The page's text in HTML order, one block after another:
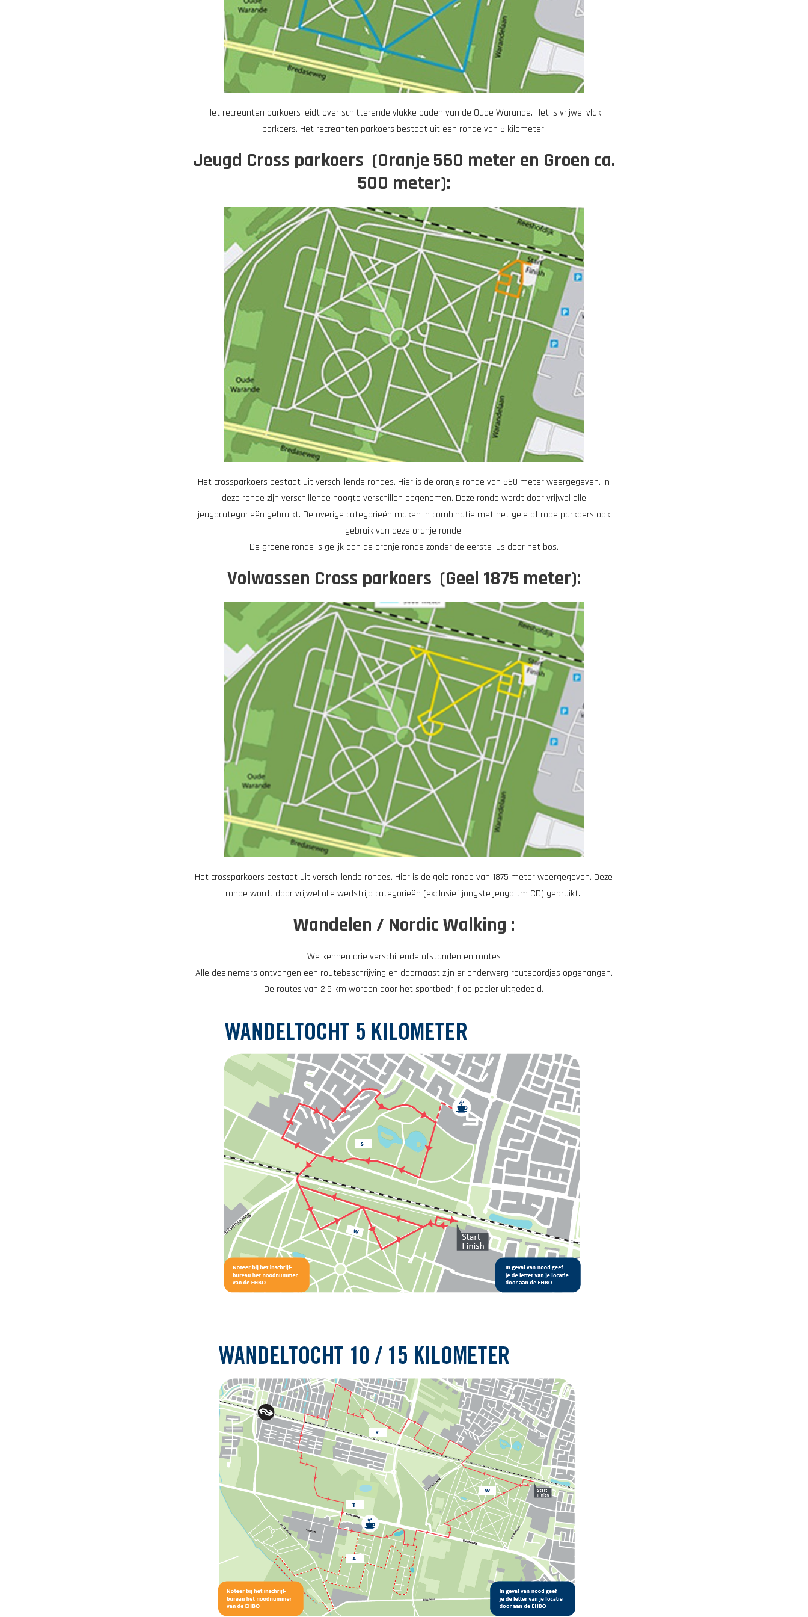
Het recreanten parkoers leidt over schitterende vlakke paden van de Oude Warande. Het is vrijwel vlak
parkoers. Het recreanten parkoers bestaat uit een ronde van 5 kilometer.
Jeugd Cross parkoers (Oranje 560 meter en Groen ca.
500 meter):
Het crossparkoers bestaat uit verschillende rondes. Hier is de oranje ronde van 560 meter weergegeven. In
deze ronde zijn verschillende hoogte verschillen opgenomen. Deze ronde wordt door vrijwel alle
jeugdcategorieën gebruikt. De overige categorieën maken in combinatie met het gele of rode parkoers ook
gebruik van deze oranje ronde.
De groene ronde is gelijk aan de oranje ronde zonder de eerste lus door het bos.
Volwassen Cross parkoers (Geel 1875 meter):
Het crossparkoers bestaat uit verschillende rondes. Hier is de gele ronde van 1875 meter weergegeven. Deze
ronde wordt door vrijwel alle wedstrijd categorieën (exclusief jongste jeugd tm CD) gebruikt.
Wandelen / Nordic Walking :
We kennen drie verschillende afstanden en routes
Alle deelnemers ontvangen een routebeschrijving en daarnaast zijn er onderwerg routebordjes opgehangen.
De routes van 2.5 km worden door het sportbedrijf op papier uitgedeeld.